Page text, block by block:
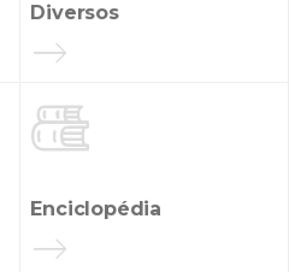
Diversos

Enciclopédia